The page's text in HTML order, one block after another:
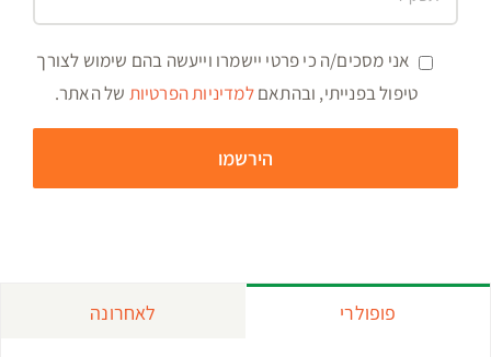
אני מסכים/ה כי פרטי יישמרו וייעשה בהם שימוש לצורך
טיפול בפנייתי, ובהתאםלמדיניות הפרטיות של האתר.
פופולרי לאחרונה